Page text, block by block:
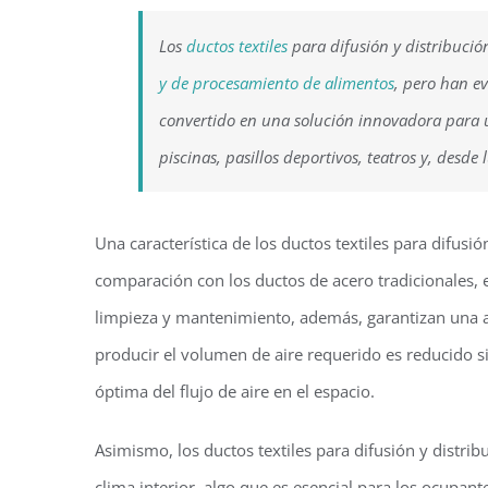
Los ductos textiles para difusión y
y de procesamiento de alimentos, pero han
convertido en una solución innovadora para
piscinas, pasillos deportivos, teatros y,
Una característica de los ductos textiles para
comparación con los ductos de acero
limpieza y mantenimiento, además, garantizan una
producir el volumen de aire requerido es reducido
óptima del flujo de aire en el espacio.
Asimismo, los ductos textiles para difusión y